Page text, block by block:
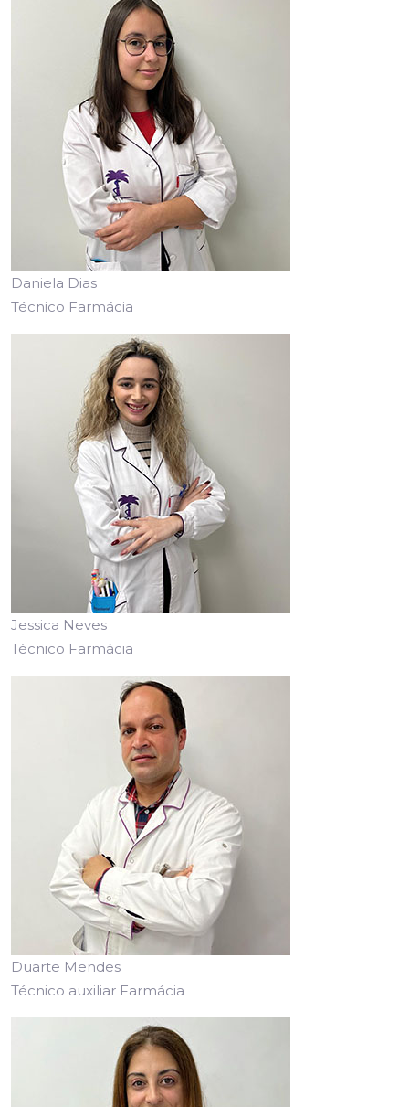
Daniela Dias
Técnico Farmácia
Jessica Neves
Técnico Farmácia
Duarte Mendes
Técnico auxiliar Farmácia